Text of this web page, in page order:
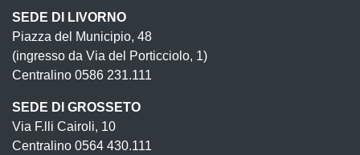
SEDE DI LIVORNO
Piazza del Municipio, 48
(ingresso da Via del Porticciolo, 1)
Centralino 0586 231.111
SEDE DI GROSSETO
Via F.lli Cairoli, 10
Centralino 0564 430.111